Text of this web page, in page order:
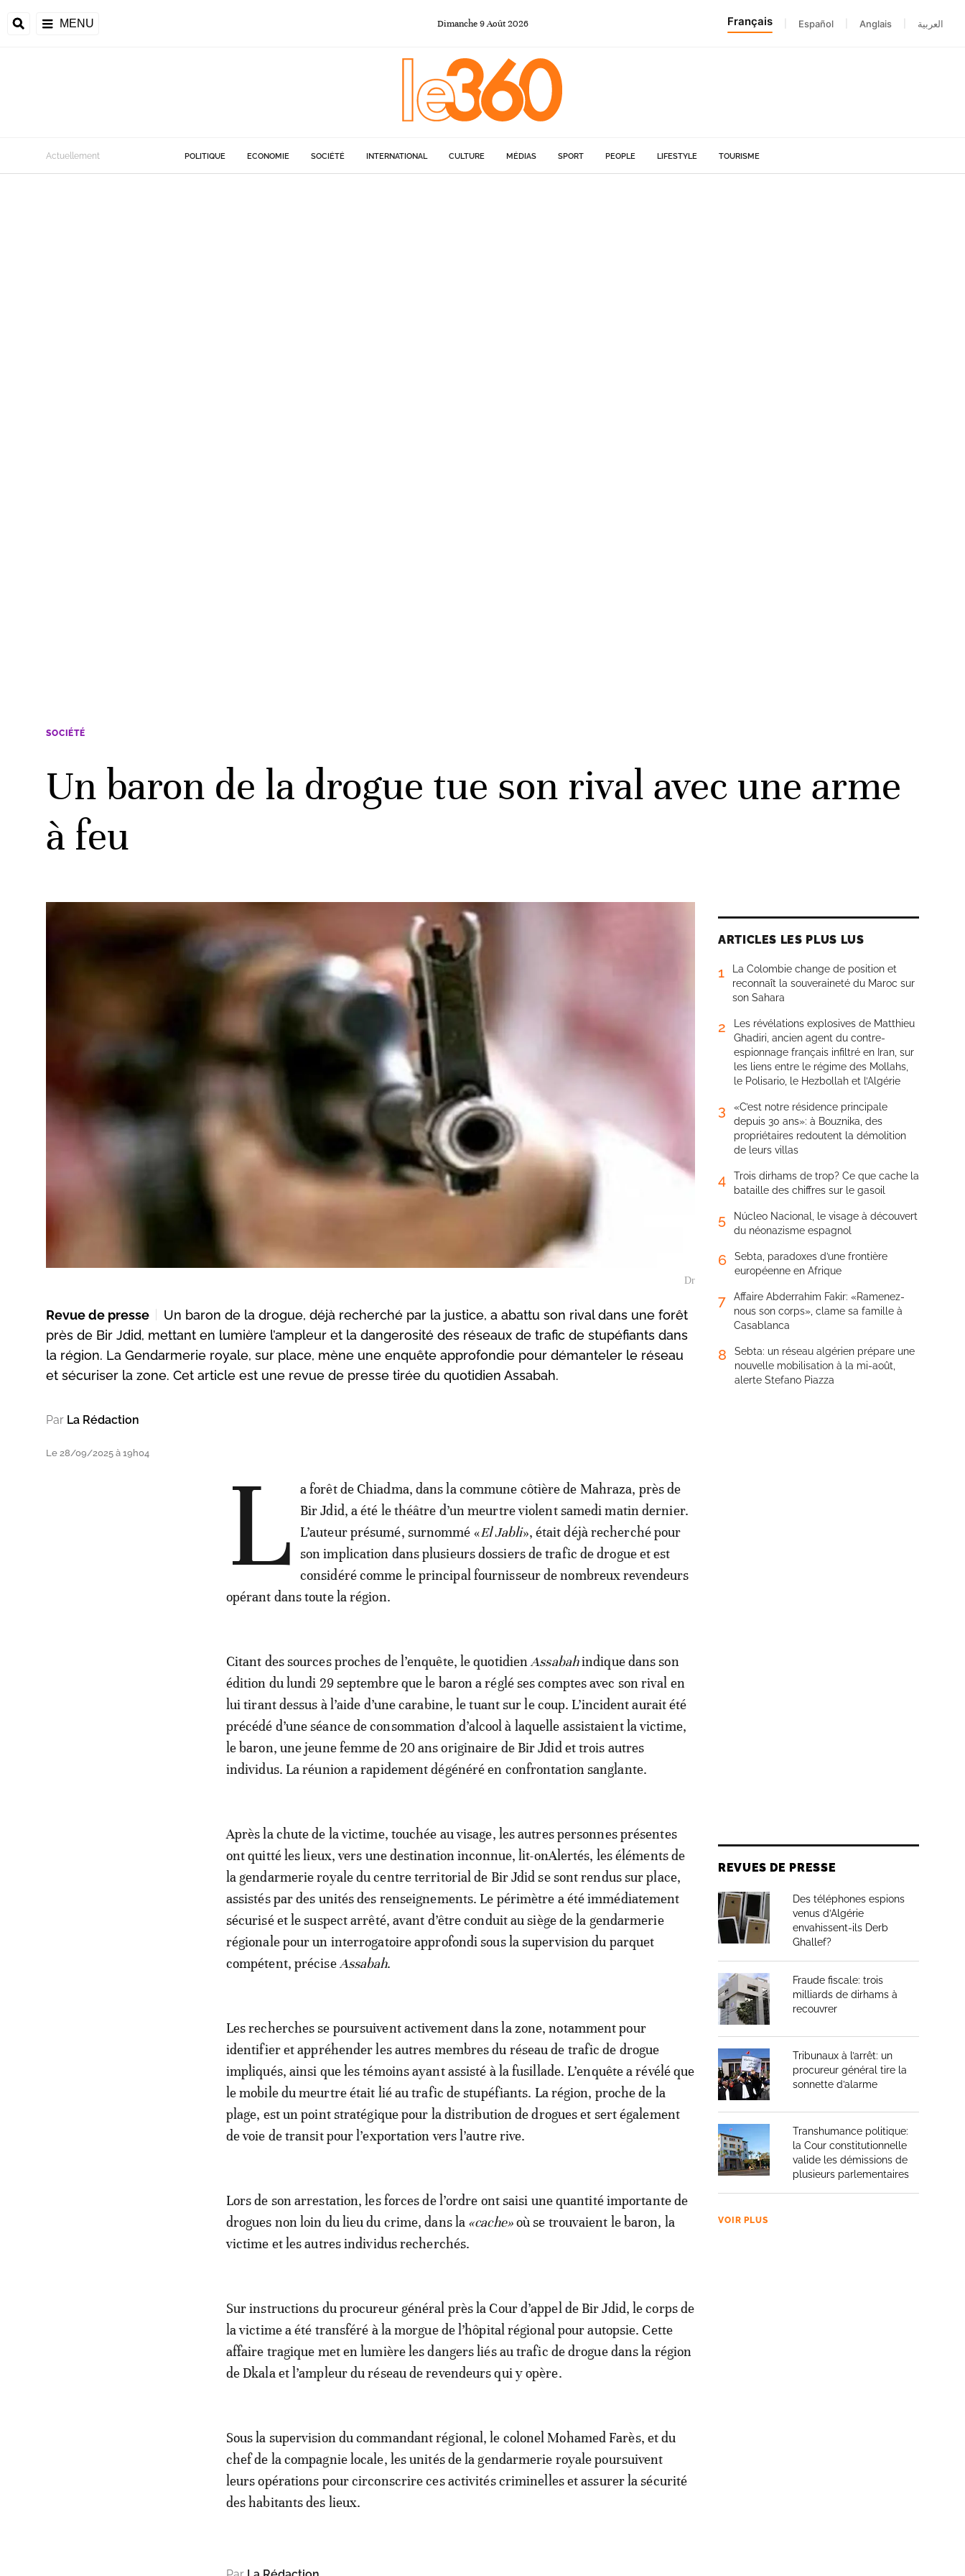
MENU Dimanche 9Août 2026 Français Español Anglais العربية
Actuellement POLITIQUE ECONOMIE SOCIÉTÉ INTERNATIONAL CULTURE MÉDIAS SPORT PEOPLE LIFESTYLE TOURISME
SOCIÉTÉ
Un baron de la drogue tue son rival avec une arme
à feu
Dr
Revue de presse
Un baron de la drogue, déjà recherché par la justice, a abattu son rival dans une forêt
près de Bir Jdid, mettant en lumière l’ampleur et la dangerosité des réseaux de trafic de stupéfiants dans
la région. La Gendarmerie royale, sur place, mène une enquête approfondie pour démanteler le réseau
et sécuriser la zone. Cet article est une revue de presse tirée du quotidien Assabah.
Par La Rédaction
Le 28/09/2025 à 19h04 L
a forêt de Chiadma, dans la commune côtière de Mahraza, près de
Bir Jdid, a été le théâtre d’un meurtre violent samedi matin dernier.
L’auteur présumé, surnommé «El Jabli», était déjà recherché pour
son implication dans plusieurs dossiers de trafic de drogue et est
considéré comme le principal fournisseur de nombreux revendeurs
opérant dans toute la région.
Citant des sources proches de l’enquête, le quotidien Assabahindique dans son
édition du lundi 29 septembre que le baron a réglé ses comptes avec son rival en
lui tirant dessus à l’aide d’une carabine, le tuant sur le coup. L’incident aurait été
précédé d’une séance de consommation d’alcool à laquelle assistaient la victime,
le baron, une jeune femme de 20 ans originaire de Bir Jdid et trois autres
individus. La réunion a rapidement dégénéré en confrontation sanglante.
Après la chute de la victime, touchée au visage, les autres personnes présentes
ont quitté les lieux, vers une destination inconnue, lit-onAlertés, les éléments de
la gendarmerie royale du centre territorial de Bir Jdid se sont rendus sur place,
assistés par des unités des renseignements. Le périmètre a été immédiatement
sécurisé et le suspect arrêté, avant d’être conduit au siège de la gendarmerie
régionale pour un interrogatoire approfondi sous la supervision du parquet
compétent, précise Assabah.
Les recherches se poursuivent activement dans la zone, notamment pour
identifier et appréhender les autres membres du réseau de trafic de drogue
impliqués, ainsi que les témoins ayant assisté à la fusillade. L’enquête a révélé que
le mobile du meurtre était lié au trafic de stupéfiants. La région, proche de la
plage, est un point stratégique pour la distribution de drogues et sert également
de voie de transit pour l’exportation vers l’autre rive.
Lors de son arrestation, les forces de l’ordre ont saisi une quantité importante de
drogues non loin du lieu du crime, dans la «cache»où se trouvaient le baron, la
victime et les autres individus recherchés.
Sur instructions du procureur général près la Cour d’appel de Bir Jdid, le corps de
la victime a été transféré à la morgue de l’hôpital régional pour autopsie. Cette
affaire tragique met en lumière les dangers liés au trafic de drogue dans la région
de Dkala et l’ampleur du réseau de revendeurs qui y opère.
Sous la supervision du commandant régional, le colonel Mohamed Farès, et du
chef de la compagnie locale, les unités de la gendarmerie royale poursuivent
leurs opérations pour circonscrire ces activités criminelles et assurer la sécurité
des habitants des lieux.
ARTICLES LES PLUS LUS
1
La Colombie change de position et
reconnaît la souveraineté du Maroc sur
son Sahara
2
Les révélations explosives de Matthieu
Ghadiri, ancien agent du contre-
espionnage français infiltré en Iran, sur
les liens entre le régime des Mollahs,
le Polisario, le Hezbollah et l’Algérie
3
«C’est notre résidence principale
depuis 30 ans»: à Bouznika, des
propriétaires redoutent la démolition
de leurs villas
4
Trois dirhams de trop? Ce que cache la
bataille des chiffres sur le gasoil
5
Núcleo Nacional, le visage à découvert
du néonazisme espagnol
6
Sebta, paradoxes d’une frontière
européenne en Afrique
7
Affaire Abderrahim Fakir: «Ramenez-
nous son corps», clame sa famille à
Casablanca
8
Sebta: un réseau algérien prépare une
nouvelle mobilisation à la mi-août,
alerte Stefano Piazza
REVUES DE PRESSE
Des téléphones espions
venus d’Algérie
envahissent-ils Derb
Ghallef?
Fraude fiscale: trois
milliards de dirhams à
recouvrer
Tribunaux à l’arrêt: un
procureur général tire la
sonnette d’alarme
Transhumance politique:
la Cour constitutionnelle
valide les démissions de
plusieurs parlementaires
VOIR PLUS